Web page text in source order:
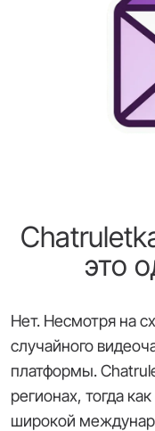
это
Нет. Несмотря на
случайного
платформы.
регионах, тогда
широкой